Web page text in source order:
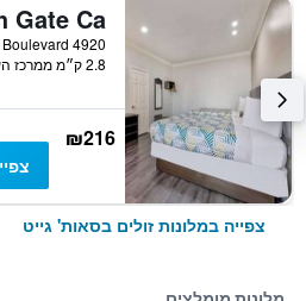
2.8 ק״מ ממרכז העיר
₪216
צפייה במלונות זולים בסאות' גייט